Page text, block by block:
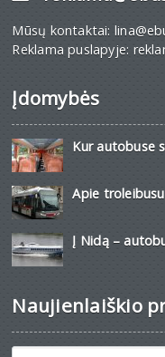
Mūsų kontaktai:
Reklama puslapyje:
Įdomybės
Kur autobuse
Apie
Į Nidą –
Naujienlaiškio